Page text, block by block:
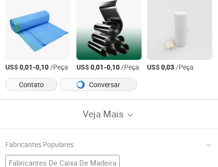
US$0,01-0,10/Peça US$0,01-0,10/Peça US$0,03/Peça
Contato
Conversar
Veja Mais
Fabricantes Populares
Fabricantes De Caixa De Madeira